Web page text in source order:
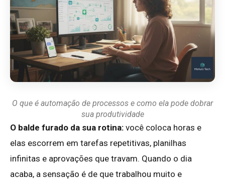
O que é automação de processos e como ela pode dobrar
sua produtividade
O balde furado da sua rotina: você coloca horas e
elas escorrem em tarefas repetitivas, planilhas
infinitas e aprovações que travam. Quando o dia
acaba, a sensação é de que trabalhou muito e